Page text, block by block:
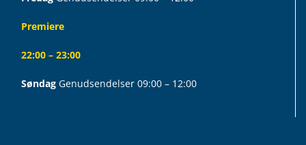
Premiere
22:00 – 23:00
Søndag Genudsendelser 09:00 – 12:00